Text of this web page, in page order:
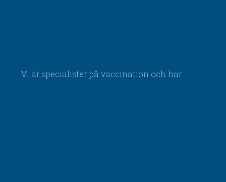
Vi är specialister på vaccination och har